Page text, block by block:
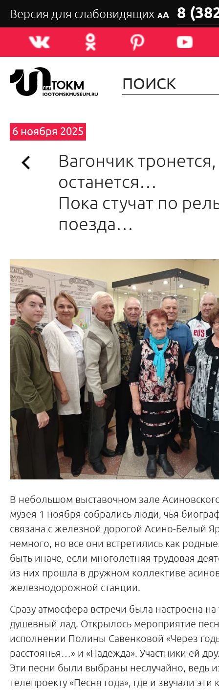
Версия для слабовидящих АА 8
6 ноября 2025
Вагончик
останется…
Пока стучат по
поезда…
В небольшом выставочном зале
музея 1 ноября собрались люди, чья
связана с железной дорогой Асино-Белый
немного, но все они встретились как
быть иначе, если многолетняя трудовая
из них прошла в дружном коллективе
железнодорожной станции.
Сразу атмосфера встречи была настроена
душевный лад. Открылось мероприятие
исполнении Полины Савенковой «Через
расстоянья…» и «Надежда». Участники ей
Эти песни были выбраны неслучайно, ведь
телепроекту «Песня года», где и звучали